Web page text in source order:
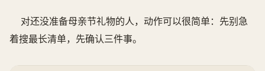
对还没准备母亲节礼物的人，动作可以很简单：先别急
着搜最长清单，先确认三件事。